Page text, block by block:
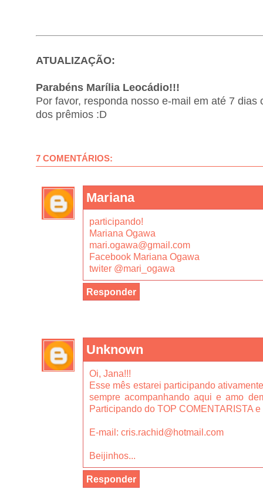
ATUALIZAÇÃO:
Parabéns Marília Leocádio!!!
Por favor, responda nosso e-mail em até 7 dias
dos prêmios :D
7 COMENTÁRIOS:
Mariana
participando!
Mariana Ogawa
mari.ogawa@gmail.com
Facebook Mariana Ogawa
twiter @mari_ogawa
Responder
Unknown
Oi, Jana!!!
Esse mês estarei participando
sempre acompanhando aqui e amo
Participando do TOP COMENTARISTA
E-mail: cris.rachid@hotmail.com
Beijinhos...
Responder